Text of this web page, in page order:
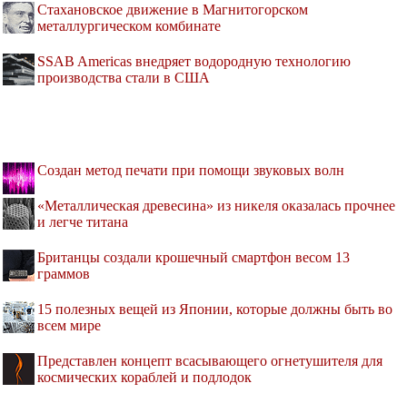
Стахановское движение в Магнитогорском
металлургическом комбинате
SSAB Americas внедряет водородную технологию
производства стали в США
Создан метод печати при помощи звуковых волн
«Металлическая древесина» из никеля оказалась прочнее
и легче титана
Британцы создали крошечный смартфон весом 13
граммов
15 полезных вещей из Японии, которые должны быть во
всем мире
Представлен концепт всасывающего огнетушителя для
космических кораблей и подлодок